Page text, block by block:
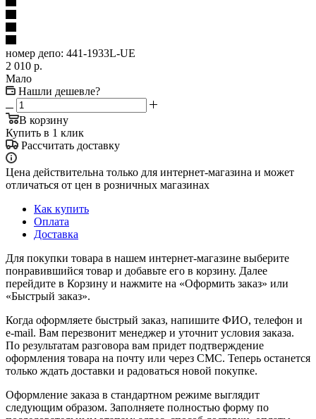
номер депо: 441-1933L-UE
2 010 р.
Мало
Нашли дешевле?
В корзину
Купить в 1 клик
Рассчитать доставку
Цена действительна только для интернет-магазина и может
отличаться от цен в розничных магазинах
Как купить
Оплата
Доставка
Для покупки товара в нашем интернет-магазине выберите
понравившийся товар и добавьте его в корзину. Далее
перейдите в Корзину и нажмите на «Оформить заказ» или
«Быстрый заказ».
Когда оформляете быстрый заказ, напишите ФИО, телефон и
e-mail. Вам перезвонит менеджер и уточнит условия заказа.
По результатам разговора вам придет подтверждение
оформления товара на почту или через СМС. Теперь останется
только ждать доставки и радоваться новой покупке.
Оформление заказа в стандартном режиме выглядит
следующим образом. Заполняете полностью форму по